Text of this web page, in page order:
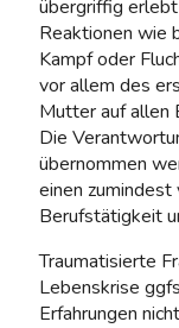
übergriffig
Reaktionen wie
Kampf oder
vor allem des
Mutter auf allen
Die
übernommen
einen
Berufstätigkeit
Traumatisierte
Lebenskrise
Erfahrungen